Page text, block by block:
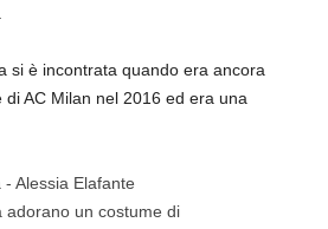
si è incontrata quando era ancora
AC Milan nel 2016 ed era una
adorano un costume di